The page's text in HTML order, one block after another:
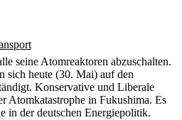
seine Atomreaktoren abzuschalten.
sich heute (30. Mai) auf den
Konservative und Liberale
Atomkatastrophe in Fukushima. Es
in der deutschen Energiepolitik.